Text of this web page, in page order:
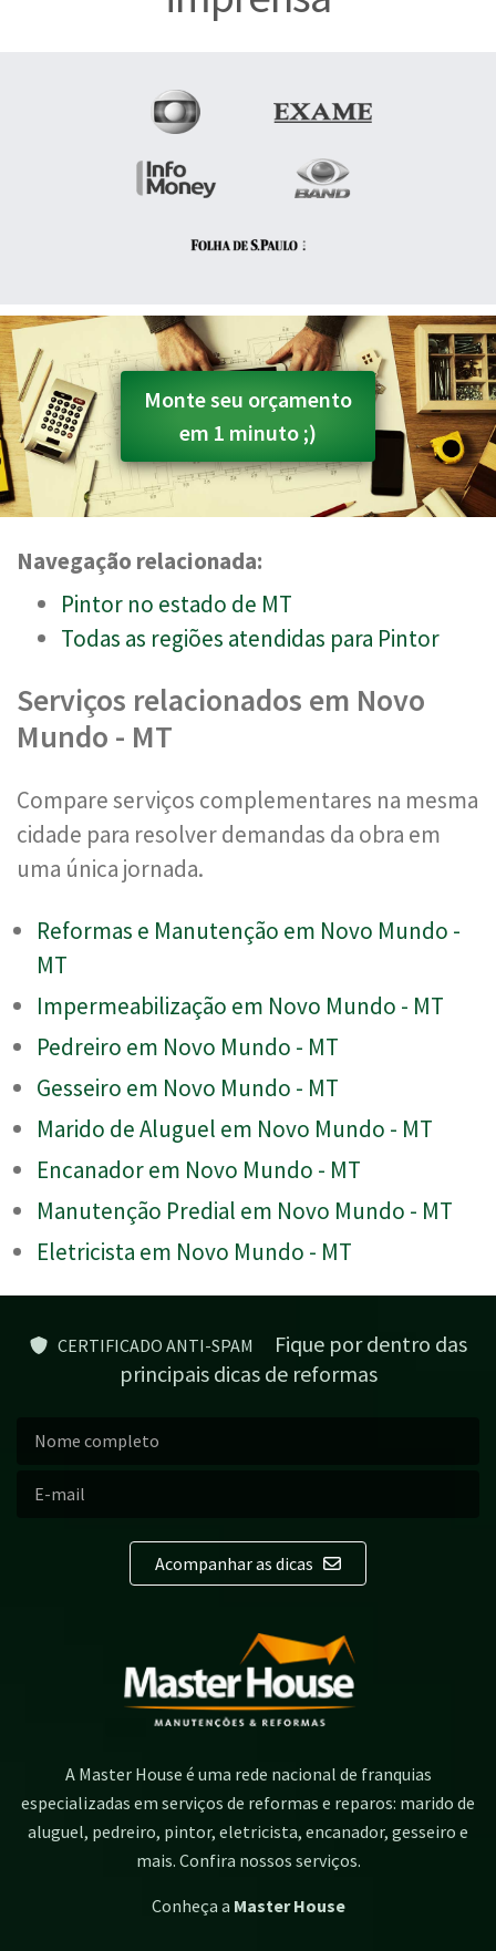
Monte seu orçamento
em 1 minuto ;)
Navegação relacionada:
Pintor no estado de MT
Todas as regiões atendidas para Pintor
Serviços relacionados em Novo
Mundo - MT
Compare serviços complementares na mesma
cidade para resolver demandas da obra em
uma única jornada.
Reformas e Manutenção em Novo Mundo -
MT
Impermeabilização em Novo Mundo - MT
Pedreiro em Novo Mundo - MT
Gesseiro em Novo Mundo - MT
Marido de Aluguel em Novo Mundo - MT
Encanador em Novo Mundo - MT
Manutenção Predial em Novo Mundo - MT
Eletricista em Novo Mundo - MT
CERTIFICADO ANTI-SPAM
Fique por dentro das
principais dicas de reformas
Acompanhar as dicas
A Master House é uma rede nacional de franquias
especializadas em serviços de reformas e reparos: marido de
aluguel, pedreiro, pintor, eletricista, encanador, gesseiro e
mais. Confira nossos serviços.
Conheça a Master House